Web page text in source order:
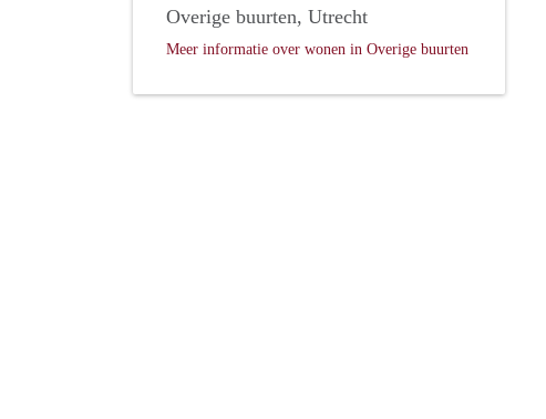
Overige buurten, Utrecht
Meer informatie over wonen in Overige buurten